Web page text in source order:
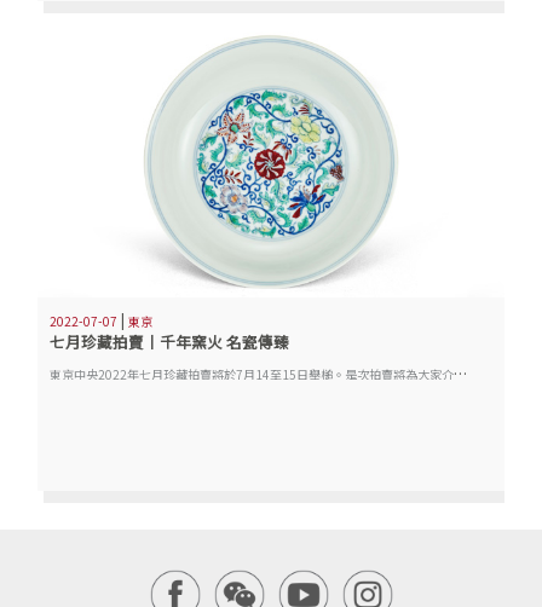
2022-07-07 |東京
七月珍藏拍賣丨千年窯火 名瓷傳臻
東
京中央2022年七月珍藏拍賣將於7月14至15日舉槌。是次拍賣將為大家介紹多個專場，今天將為大家隆重介紹【千年窯火 名瓷傳臻—關東某藏家藏歷代陶瓷器專場】精品，當中更有明星拍品Lot 440 清雍正 鬥彩纏枝花卉紋盤，珍品薈萃，不容錯過。